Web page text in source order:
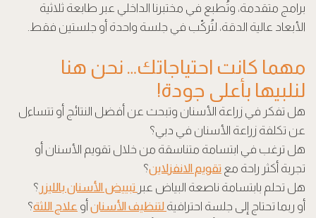
برامج متقدمة، وتُطبع في مختبرنا الداخلي عبر طابعة ثلاثية
الأبعاد عالية الدقة، لتُركّب في جلسة واحدة أو جلستين فقط.
مهما كانت احتياجاتك… نحن هنا
لنلبيها بأعلى جودة!
هل تفكر في زراعة الأسنان وتبحث عن أفضل النتائج أو تتساءل
عن تكلفة زراعة الأسنان في دبي؟
هل ترغب في ابتسامة متناسقة من خلال تقويم الأسنان أو
تجربة أكثر راحة مع تقويم الانفزلاين؟
هل تحلم بابتسامة ناصعة البياض عبر تبييض الأسنان بالليزر ؟
أو ربما تحتاج إلى جلسة احترافية لتنظيف الأسنان أو علاج اللثة؟